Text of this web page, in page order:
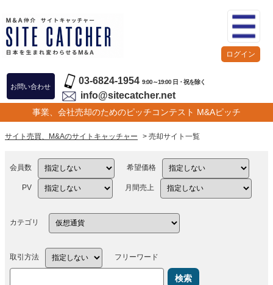
お問い合わせ
03-6824-1954 9:00～19:00 日・祝を除く
info@sitecatcher.net
事業、会社売却のためのピッチコンテスト M&Aピッチ
ログイン
サイト売買、M&Aのサイトキャッチャー > 売却サイト一覧
会員数 希望価格
PV 月間売上
カテゴリ
取引方法 フリーワード
検索